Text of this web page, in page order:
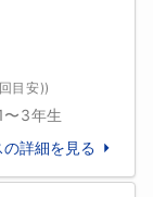
支援塾にて、
し、彼らの心
きました。
れ、今日はち
、勉強を中断
ときに私に
目安))
3年生
の詳細を見る